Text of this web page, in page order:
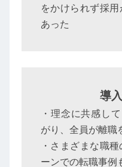
をかけられず採
あった
導
・理念に共感し
がり、全員が離職
・さまざまな職
ーンでの転職事例